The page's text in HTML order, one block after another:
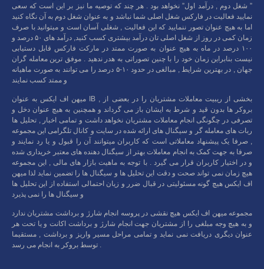
” شغل دوم , درآمد اول” نخواهد بود . هر چند که توصیه ما نیز بر این است که سعی
نمایید فعالیت در فارکس شغل اصلی شما نباشد و به عنوان شغل دوم به آن نگاه کنید
اما به هیچ عنوان تصور ننمایید که این فعالیت , شغلی آسان است و میتوانید با صرف
زمان کمی در روز از شغل اصلی تان درآمد بیشتری کسب کنید, درآمد های ۵۰ درصد و
۱۰۰ درصد در ماه به هیچ عنوان به صورت ممتد در مارکت فارکس قابل دستیابی
نیست بنابراین زمان خود را با چنین تصوراتی به هدر ندهید . موفق ترین معامله گران
جهان , در بهترین شرایط , مبالغی در حدود ۱۰-۵ درصد را می توانند به صورت ماهیانه
و ممتد کسب نمایند
میهن اف ایکس به عنوان IB , بخشی از ریبیت معاملات مشتریان را در بعضی از
بروکر ها بدون قید و شرط به ایشان باز می گرداند و همچنین به هیچ عنوان دخل و
تصرفی در چگونگی انجام معاملات مشتریان نخواهد داشت و تمامی اخبار , تحلیل ها
ربات های معامله گر و سیگنال های ارائه شده در سایت و کانال تلگرامی این مجموعه
, صرفا یک پیشنهاد معاملاتی است که کاربران میتوانند آن را قبول و یا رد نمایند و
صرفا به جهت کمک به انجام معاملات بهتر از سیگنال دهنده های معتبر خریداری شده
و در اختیار کاربران قرار می گیرد . با توجه به ماهیت بازار های مالی , این مجموعه
هیچ زمان نمی تواند صحت و دقت این تحلیل ها و سیگنال ها را تضمین نماید لذا میهن
اف ایکس هیچ گونه مسئولیتی در قبال ضرر و زیان احتمالی استفاده از این تحلیل ها
و سیگنال ها را نمی پذیرد
مجموعه میهن اف ایکس هیچ نقشی در پروسه انجام شارژ و برداشت مشتریان ندارد
و به هیچ وجه مبلغی را از مشتریان جهت انجام شارژ و برداشت اکانت و یا تحت هر
عنوان دیگری دریافت نمی نماید و تمامی مراحل مسیر واریز و برداشت , مستقیما
توسط بروکر به انجام می رسد .